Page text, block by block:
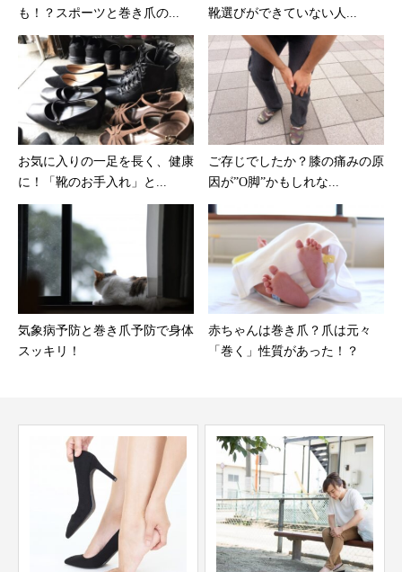
も！？スポーツと巻き爪の...
靴選びができていない人...
お気に入りの一足を長く、健康
に！「靴のお手入れ」と...
ご存じでしたか？膝の痛みの原
因が”О脚”かもしれな...
気象病予防と巻き爪予防で身体
スッキリ！
赤ちゃんは巻き爪？爪は元々
「巻く」性質があった！？